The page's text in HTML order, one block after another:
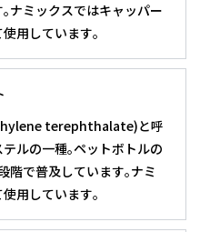
ナミックスではキャッパー
用しています｡
terephthalate)と呼
ルの一種｡ペットボトルの
階で普及しています｡ナミ
用しています｡